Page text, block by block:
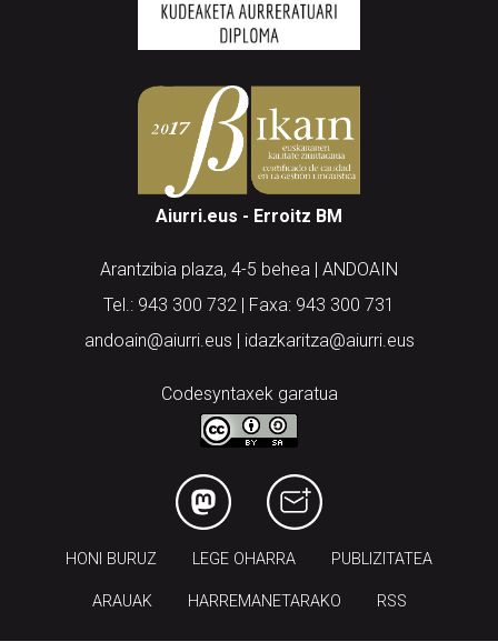
Aiurri.eus - Erroitz BM
Arantzibia plaza, 4-5 behea | ANDOAIN
Tel.: 943 300 732 | Faxa: 943 300 731
andoain@aiurri.eus | idazkaritza@aiurri.eus
Codesyntaxek garatua
HONI BURUZ LEGE OHARRA PUBLIZITATEA
ARAUAK HARREMANETARAKO RSS